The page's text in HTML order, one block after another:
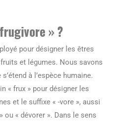
» ?
pour désigner les êtres
et légumes. Nous savons
à l’espèce humaine.
« frux » pour désigner les
et le suffixe « -vore », aussi
ou « dévorer ». Dans le sens